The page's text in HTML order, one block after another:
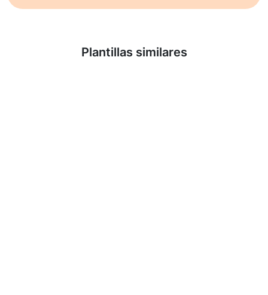
Plantillas similares
Saber más